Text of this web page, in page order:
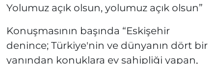
Yolumuz açık olsun, yolumuz açık olsun”
Konuşmasının başında “Eskişehir
denince; Türkiye'nin ve dünyanın dört bir
yanından konuklara ev sahipliği yapan,